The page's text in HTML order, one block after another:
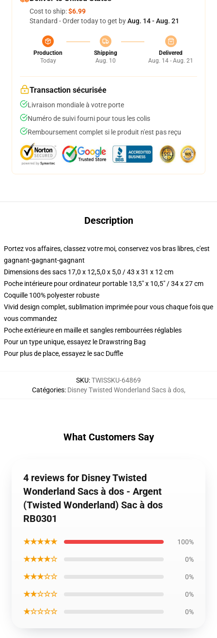
Cost to ship:$6.99
Standard - Order today to get byAug. 14 - Aug. 21
Production
Today
Shipping
Aug. 10
Delivered
Aug. 14 - Aug. 21
Transaction sécurisée
Livraison mondiale à votre porte
Numéro de suivi fourni pour tous les colis
Remboursement complet si le produit n'est pas reçu
Description
Portez vos affaires, classez votre moi, conservez vos bras libres, c'est
gagnant-gagnant-gagnant
Dimensions des sacs 17,0 x 12,5,0 x 5,0 / 43 x 31 x 12 cm
Poche intérieure pour ordinateur portable 13,5" x 10,5" / 34 x 27 cm
Coquille 100% polyester robuste
Vivid design complet, sublimation imprimée pour vous chaque fois que
vous commandez
Poche extérieure en maille et sangles rembourrées réglables
Pour un type unique, essayez le Drawstring Bag
Pour plus de place, essayez le sac Duffle
SKU:TWISSKU-64869
Catégories: Disney Twisted Wonderland Sacs à dos,
What Customers Say
4 reviews for Disney Twisted
Wonderland Sacs à dos - Argent
(Twisted Wonderland) Sac à dos
RB0301
★★★★★ 100%
★★★★☆ 0%
★★★☆☆ 0%
★★☆☆☆ 0%
★☆☆☆☆ 0%